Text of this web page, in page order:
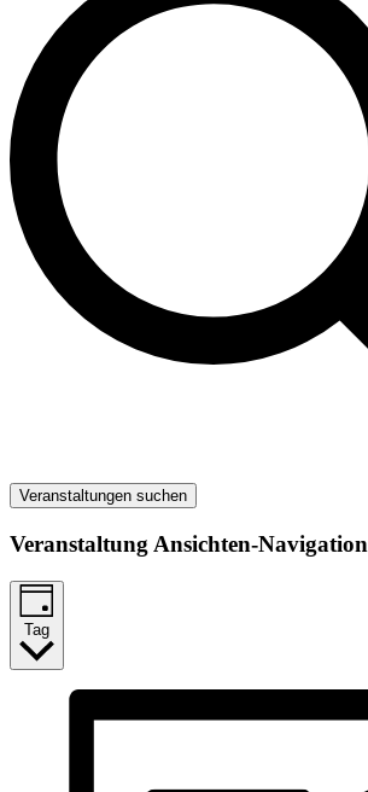
Veranstaltungen suchen
Veranstaltung Ansichten-Navigation
Tag